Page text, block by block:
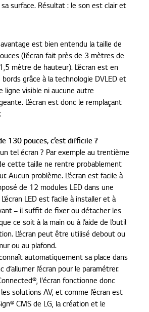
surface. Résultat : le son est clair et
est bien entendu la taille de
(l’écran fait près de 3 mètres de
mètre de hauteur). L’écran est en
grâce à la technologie DVLED et
ligne visible ni aucune autre
L’écran est donc le remplaçant
130 pouces, c’est difficile ?
tel écran ? Par exemple au trentième
cette taille ne rentre probablement
Aucun problème. L’écran est facile à
de 12 modules LED dans une
LED est facile à installer et à
– il suffit de fixer ou détacher les
ce soit à la main ou à l’aide de l’outil
L’écran peut être utilisé debout ou
ou au plafond.
automatiquement sa place dans
d’allumer l’écran pour le paramétrer.
l'écran fonctionne donc
solutions AV, et comme l’écran est
CMS de LG, la création et le